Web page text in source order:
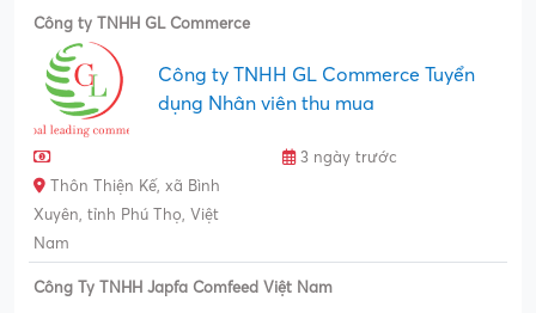
Công ty TNHH GL Commerce
Công ty TNHH GL Commerce Tuyển
dụng Nhân viên thu mua
3 ngày trước
Thôn Thiện Kế, xã Bình
Xuyên, tỉnh Phú Thọ, Việt
Nam
Công Ty TNHH Japfa Comfeed Việt Nam